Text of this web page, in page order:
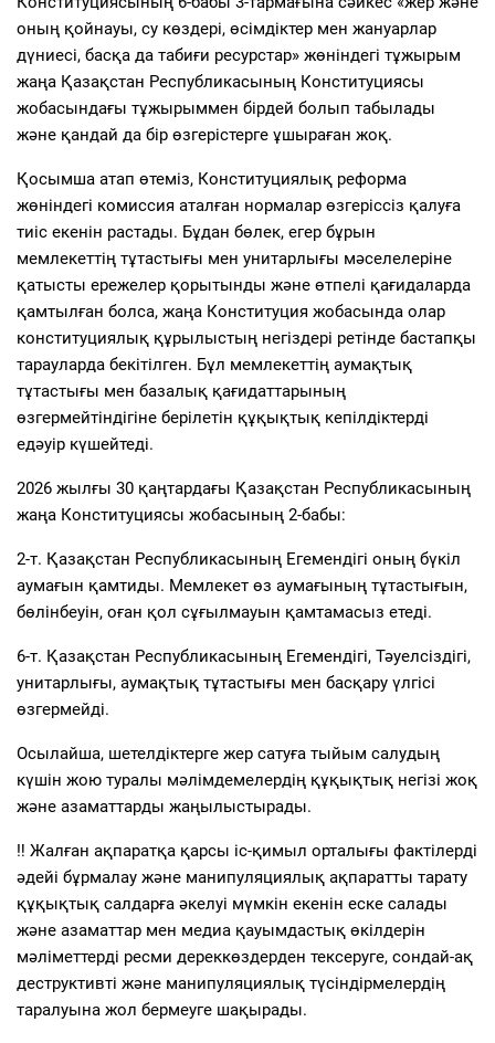
оның қойнауы, су көздері, өсімдіктер мен жануарлар
дүниесі, басқа да табиғи ресурстар» жөніндегі тұжырым
жаңа Қазақстан Республикасының Конституциясы
жобасындағы тұжырыммен бірдей болып табылады
және қандай да бір өзгерістерге ұшыраған жоқ.
Қосымша атап өтеміз, Конституциялық реформа
жөніндегі комиссия аталған нормалар өзгеріссіз қалуға
тиіс екенін растады. Бұдан бөлек, егер бұрын
мемлекеттің тұтастығы мен унитарлығы мәселелеріне
қатысты ережелер қорытынды және өтпелі қағидаларда
қамтылған болса, жаңа Конституция жобасында олар
конституциялық құрылыстың негіздері ретінде бастапқы
тарауларда бекітілген. Бұл мемлекеттің аумақтық
тұтастығы мен базалық қағидаттарының
өзгермейтіндігіне берілетін құқықтық кепілдіктерді
едәуір күшейтеді.
2026 жылғы 30 қаңтардағы Қазақстан Республикасының
жаңа Конституциясы жобасының 2-бабы:
2-т. Қазақстан Республикасының Егемендігі оның бүкіл
аумағын қамтиды. Мемлекет өз аумағының тұтастығын,
бөлінбеуін, оған қол сұғылмауын қамтамасыз етеді.
6-т. Қазақстан Республикасының Егемендігі, Тәуелсіздігі,
унитарлығы, аумақтық тұтастығы мен басқару үлгісі
өзгермейді.
Осылайша, шетелдіктерге жер сатуға тыйым салудың
күшін жою туралы мәлімдемелердің құқықтық негізі жоқ
және азаматтарды жаңылыстырады.
‼ Жалған ақпаратқа қарсы іс-қимыл орталығы фактілерді
әдейі бұрмалау және манипуляциялық ақпаратты тарату
құқықтық салдарға әкелуі мүмкін екенін еске салады
және азаматтар мен медиа қауымдастық өкілдерін
мәліметтерді ресми дереккөздерден тексеруге, сондай-ақ
деструктивті және манипуляциялық түсіндірмелердің
таралуына жол бермеуге шақырады.